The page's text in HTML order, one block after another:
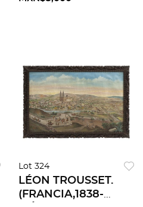
Lot 324
LÉON TROUSSET.
(FRANCIA,1838-